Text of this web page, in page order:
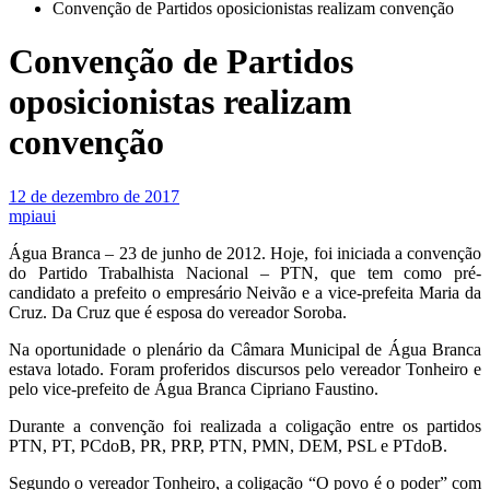
Convenção de Partidos oposicionistas realizam convenção
Convenção de Partidos
oposicionistas realizam
convenção
12 de dezembro de 2017
mpiaui
Água Branca – 23 de junho de 2012. Hoje, foi iniciada a convenção
do Partido Trabalhista Nacional – PTN, que tem como pré-
candidato a prefeito o empresário Neivão e a vice-prefeita Maria da
Cruz. Da Cruz que é esposa do vereador Soroba.
Na oportunidade o plenário da Câmara Municipal de Água Branca
estava lotado. Foram proferidos discursos pelo vereador Tonheiro e
pelo vice-prefeito de Água Branca Cipriano Faustino.
Durante a convenção foi realizada a coligação entre os partidos
PTN, PT, PCdoB, PR, PRP, PTN, PMN, DEM, PSL e PTdoB.
Segundo o vereador Tonheiro, a coligação “O povo é o poder” com